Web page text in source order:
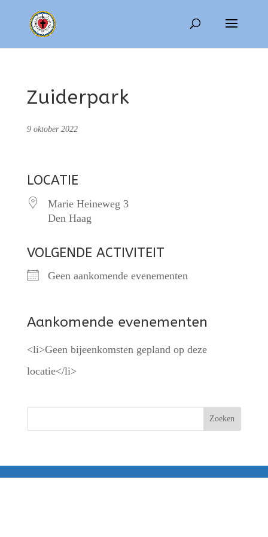
Zuiderpark
9 oktober 2022
LOCATIE
Marie Heineweg 3
Den Haag
VOLGENDE ACTIVITEIT
Geen aankomende evenementen
Aankomende evenementen
<li>Geen bijeenkomsten gepland op deze
locatie</li>